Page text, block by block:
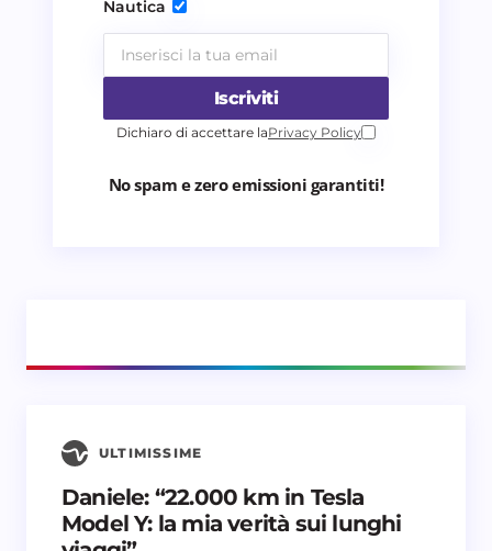
Nautica
Iscriviti
Dichiaro di accettare laPrivacy Policy
No spam e zero emissioni garantiti!
ULTIMISSIME
Daniele: “22.000 km in Tesla
Model Y: la mia verità sui lunghi